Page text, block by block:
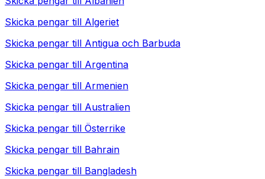
Skicka pengar till Algeriet
Skicka pengar till Antigua och Barbuda
Skicka pengar till Argentina
Skicka pengar till Armenien
Skicka pengar till Australien
Skicka pengar till Österrike
Skicka pengar till Bahrain
Skicka pengar till Bangladesh